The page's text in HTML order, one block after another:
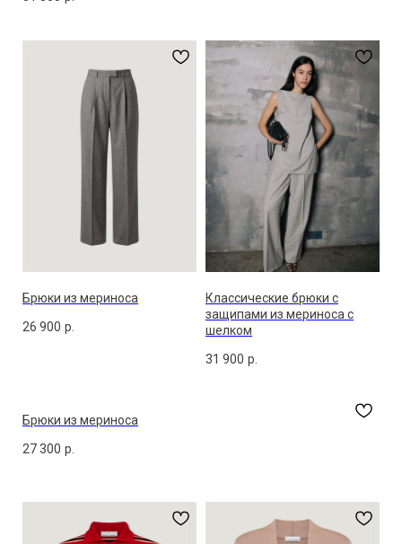
Брюки из мериноса
26 900 р.
Классические брюки с
защипами из мериноса с
шелком
31 900 р.
Брюки из мериноса
27 300 р.